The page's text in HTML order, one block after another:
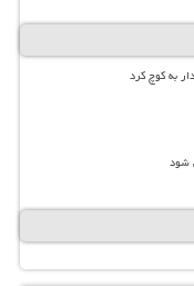
به کوچ کرد
شود